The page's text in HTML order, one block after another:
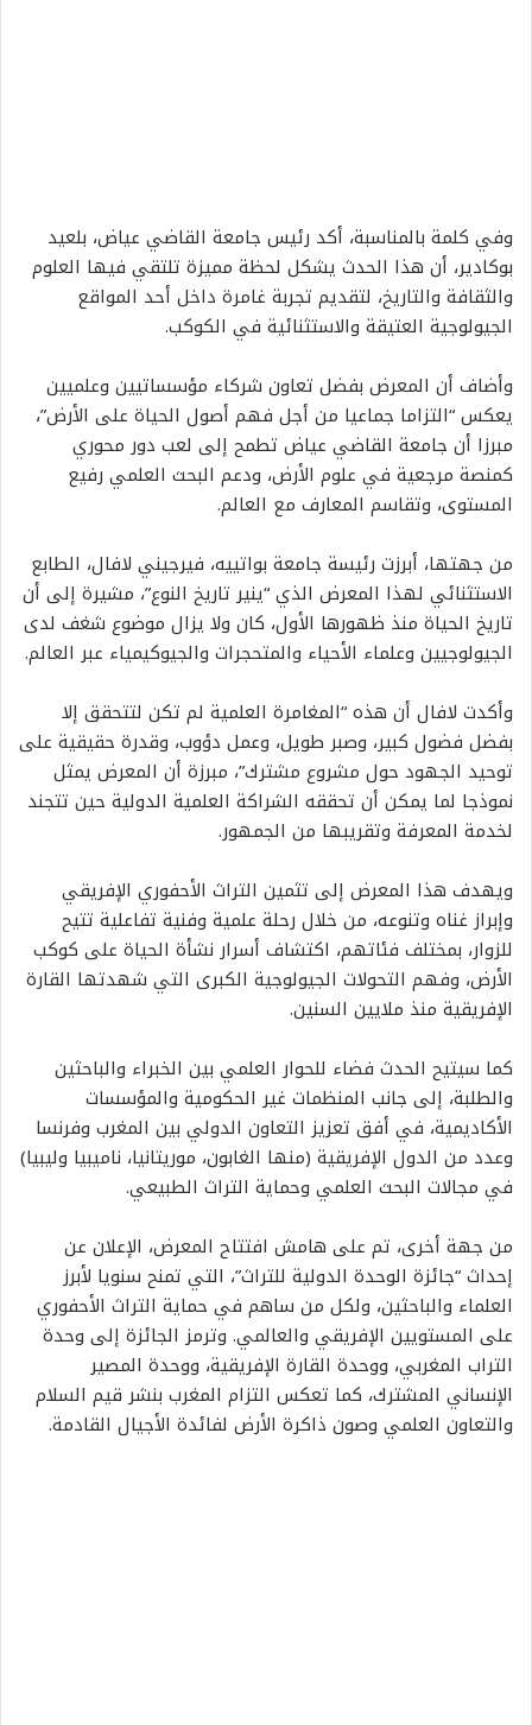
وفي كلمة بالمناسبة، أكد رئيس جامعة القاضي عياض، بلعيد
بوكادير، أن هذا الحدث يشكل لحظة مميزة تلتقي فيها العلوم
والثقافة والتاريخ، لتقديم تجربة غامرة داخل أحد المواقع
الجيولوجية العتيقة والاستثنائية في الكوكب.
وأضاف أن المعرض بفضل تعاون شركاء مؤسساتيين وعلميين
يعكس “التزاما جماعيا من أجل فهم أصول الحياة على الأرض”،
مبرزا أن جامعة القاضي عياض تطمح إلى لعب دور محوري
كمنصة مرجعية في علوم الأرض، ودعم البحث العلمي رفيع
المستوى، وتقاسم المعارف مع العالم.
من جهتها، أبرزت رئيسة جامعة بواتييه، فيرجيني لافال، الطابع
الاستثنائي لهذا المعرض الذي “ينير تاريخ النوع”، مشيرة إلى أن
تاريخ الحياة منذ ظهورها الأول، كان ولا يزال موضوع شغف لدى
الجيولوجيين وعلماء الأحياء والمتحجرات والجيوكيمياء عبر العالم.
وأكدت لافال أن هذه “المغامرة العلمية لم تكن لتتحقق إلا
بفضل فضول كبير، وصبر طويل، وعمل دؤوب، وقدرة حقيقية على
توحيد الجهود حول مشروع مشترك”، مبرزة أن المعرض يمثل
نموذجا لما يمكن أن تحققه الشراكة العلمية الدولية حين تتجند
لخدمة المعرفة وتقريبها من الجمهور.
ويهدف هذا المعرض إلى تثمين التراث الأحفوري الإفريقي
وإبراز غناه وتنوعه، من خلال رحلة علمية وفنية تفاعلية تتيح
للزوار، بمختلف فئاتهم، اكتشاف أسرار نشأة الحياة على كوكب
الأرض، وفهم التحولات الجيولوجية الكبرى التي شهدتها القارة
الإفريقية منذ ملايين السنين.
كما سيتيح الحدث فضاء للحوار العلمي بين الخبراء والباحثين
والطلبة، إلى جانب المنظمات غير الحكومية والمؤسسات
الأكاديمية، في أفق تعزيز التعاون الدولي بين المغرب وفرنسا
وعدد من الدول الإفريقية (منها الغابون، موريتانيا، ناميبيا وليبيا)
في مجالات البحث العلمي وحماية التراث الطبيعي.
من جهة أخرى، تم على هامش افتتاح المعرض، الإعلان عن
إحداث “جائزة الوحدة الدولية للتراث”، التي تمنح سنويا لأبرز
العلماء والباحثين، ولكل من ساهم في حماية التراث الأحفوري
على المستويين الإفريقي والعالمي. وترمز الجائزة إلى وحدة
التراب المغربي، ووحدة القارة الإفريقية، ووحدة المصير
الإنساني المشترك، كما تعكس التزام المغرب بنشر قيم السلام
والتعاون العلمي وصون ذاكرة الأرض لفائدة الأجيال القادمة.